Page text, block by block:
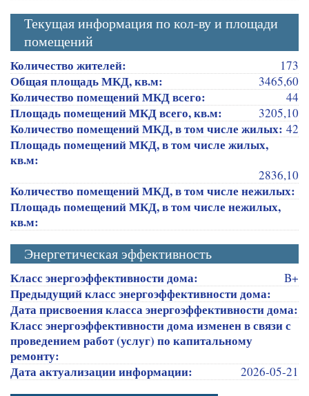
Текущая информация по кол-ву и площади
помещений
Количество жителей: 173
Общая площадь МКД, кв.м: 3465,60
Количество помещений МКД всего: 44
Площадь помещений МКД всего, кв.м: 3205,10
Количество помещений МКД, в том числе жилых: 42
Площадь помещений МКД, в том числе жилых,
кв.м:
2836,10
Количество помещений МКД, в том числе нежилых:
Площадь помещений МКД, в том числе нежилых,
кв.м:
Энергетическая эффективность
Класс энергоэффективности дома: B+
Предыдущий класс энергоэффективности дома:
Дата присвоения класса энергоэффективности дома:
Класс энергоэффективности дома изменен в связи с
проведением работ (услуг) по капитальному
ремонту:
Дата актуализации информации:
2026-05-21